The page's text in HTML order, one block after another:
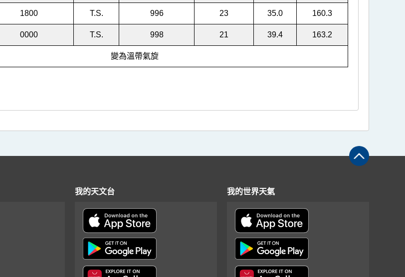
1800 T.S. 996 23 35.0 160.3
0000 T.S. 998 21 39.4 163.2
變為溫帶氣旋
我的天文台 我的世界天氣